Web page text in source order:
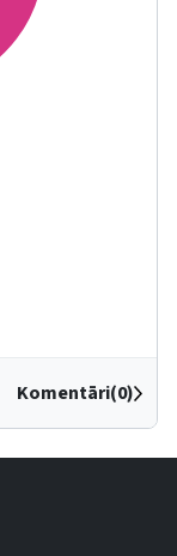
Komentāri(0)